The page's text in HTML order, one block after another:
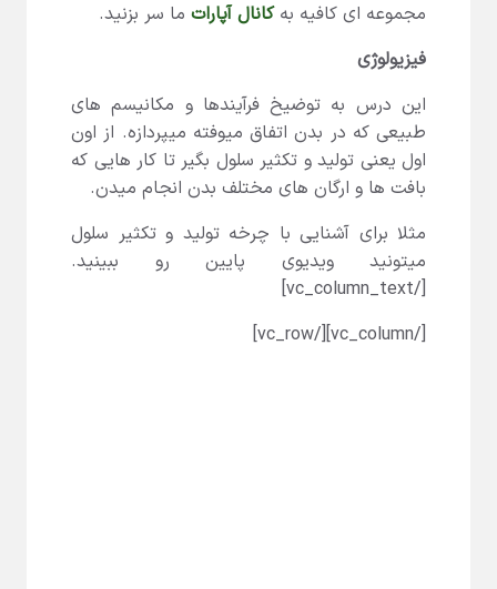
مجموعه ای کافیه بهکانال آپارات ما سر بزنید.
فیزیولوژی
این درس به توضیخ فرآیندها و مکانیسم های
طبیعی که در بدن اتفاق میوفته میپردازه. از اون
اول یعنی تولید و تکثیر سلول بگیر تا کار هایی که
بافت ها و ارگان های مختلف بدن انجام میدن.
مثلا برای آشنایی با چرخه تولید و تکثیر سلول
میتونید ویدیوی پایین رو ببینید.
[/vc_column_text]
[/vc_column][/vc_row]